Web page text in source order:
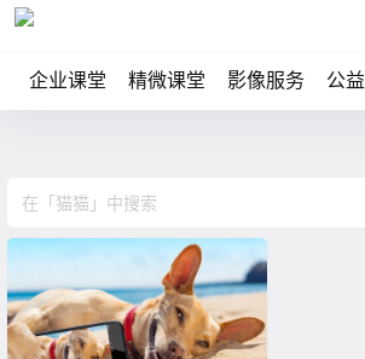
企业课堂 精微课堂 影像服务 公益